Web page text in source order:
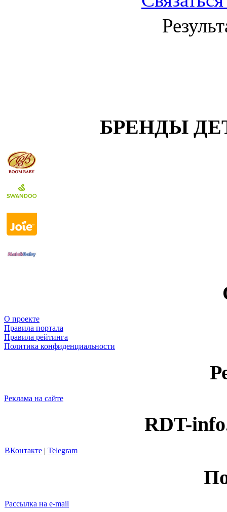
БРЕНДЫ
О проекте
Правила портала
Правила рейтинга
Политика конфиденциальности
Реклама на сайте
RDT-
ВКонтакте | Telegram
Рассылка на e-mail